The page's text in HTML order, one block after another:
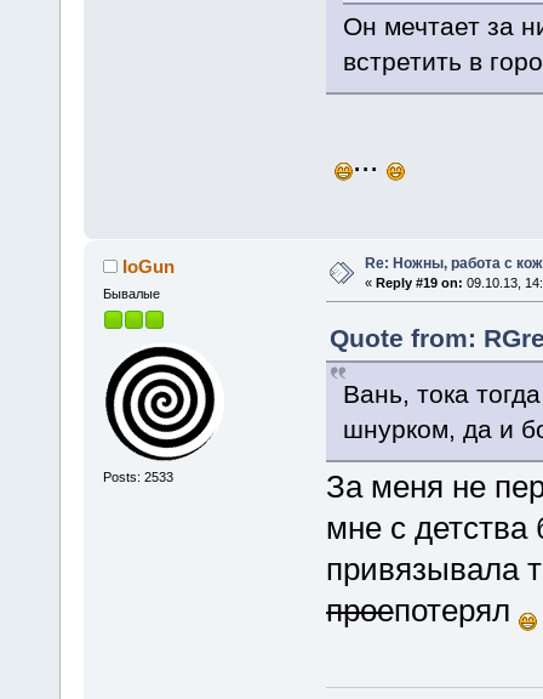
Он мечтает за
встретить в
...
IoGun
Бывалые
Posts: 2533
Re: Ножны, работа с
« Reply #19 on: 09.10.13,
Quote from:
Вань, тока
шнурком, да и
За меня не
мне с
привязывала
проепотерял